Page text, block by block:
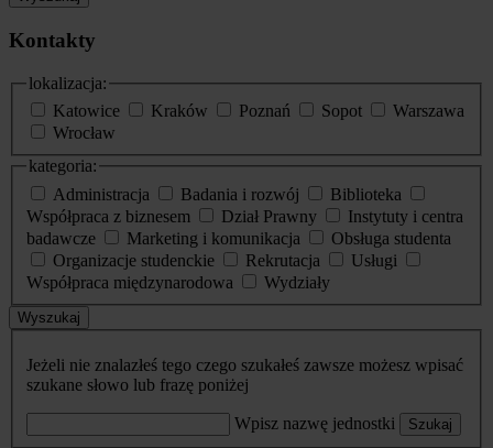
Kontakty
lokalizacja:
Katowice
Kraków Poznań Sopot
Warszawa
Wrocław
kategoria:
Administracja
Badania i rozwój
Biblioteka
Współpraca z biznesem
Dział Prawny
Instytuty i centra
badawcze
Marketing i komunikacja
Obsługa studenta
Organizacje studenckie
Rekrutacja
Usługi
Współpraca międzynarodowa
Wydziały
Wyszukaj
Jeżeli nie znalazłeś tego czego szukałeś zawsze możesz wpisać
szukane słowo lub frazę poniżej
Wpisz nazwę jednostki Szukaj